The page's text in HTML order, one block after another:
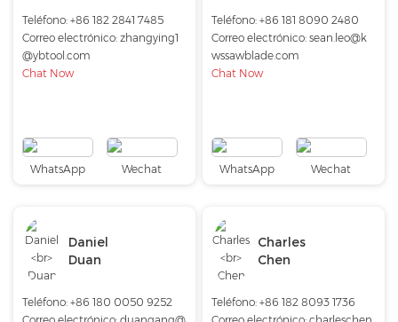
Teléfono: +86 182 2841 7485
Correo electrónico: zhangying1
@ybtool.com
Chat Now
WhatsApp Wechat
Teléfono: +86 181 8090 2480
Correo electrónico: sean.leo@k
wssawblade.com
Chat Now
WhatsApp Wechat
Daniel
Duan
Teléfono: +86 180 0050 9252
Charles
Chen
Teléfono: +86 182 8093 1736